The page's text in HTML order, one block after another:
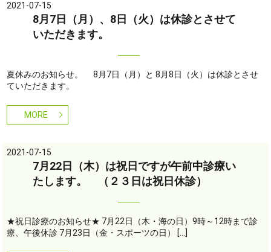
2021-07-15
8月7日（月）、8日（火）は休診とさせて
いただきます。
夏休みのお知らせ。 8月7日（月）と 8月8日（火）は休診とさせ
ていただきます。
MORE
2021-07-15
7月22日（木）は祝日ですが午前中診療い
たします。 （２３日は祝日休診）
★祝日診療のお知らせ★ 7月22日（木・海の日）9時～12時まで診
療、午後休診 7月23日（金・スポーツの日） […]